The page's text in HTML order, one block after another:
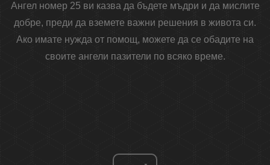
Ангел номер 25 ви казва да бъдете мъдри и да мислите
добре, преди да вземете важни решения в живота си.
Ако имате нужда от помощ, можете да се обадите на
своите ангели пазители по всяко време.